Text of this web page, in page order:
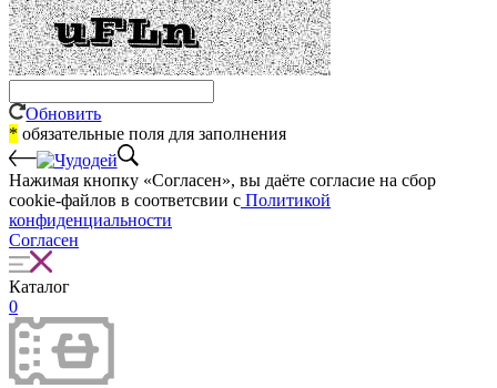
Обновить
* обязательные поля для заполнения
Нажимая кнопку «Согласен», вы даёте cогласие на сбор
cookie-файлов в соответсвии с Политикой
конфиденциальности
Согласен
Каталог
0